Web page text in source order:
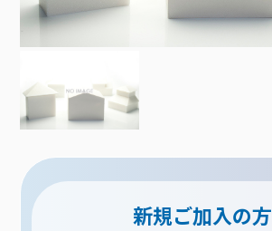
新規ご加入の方